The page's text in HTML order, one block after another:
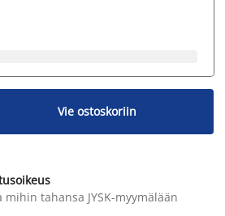
Vie ostoskoriin
tahansa JYSK-myymälään